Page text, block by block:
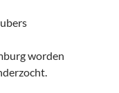
worden